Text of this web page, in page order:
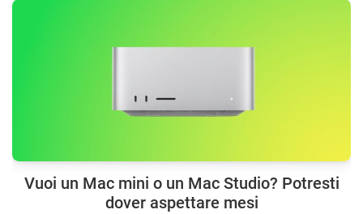
Vuoi un Mac mini o un Mac Studio? Potresti
dover aspettare mesi